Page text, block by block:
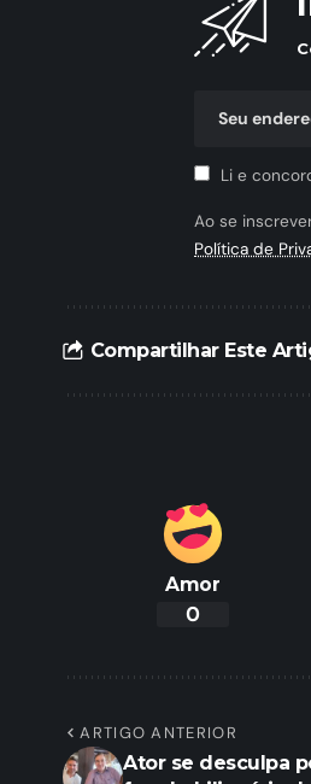
Li e
Ao se
Política de
Compartilhar Este
Amor
0
ARTIGO ANTERIOR
Ator se desculpa